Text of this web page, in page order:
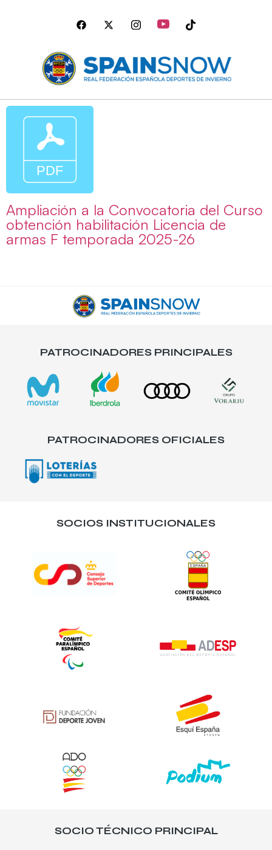
Ampliación a la Convocatoria del Curso
obtención habilitación Licencia de
armas F temporada 2025-26
PATROCINADORES PRINCIPALES
PATROCINADORES OFICIALES
SOCIOS INSTITUCIONALES
SOCIO TÉCNICO PRINCIPAL